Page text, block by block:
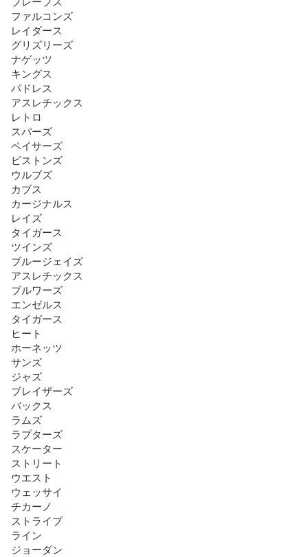
ファルコンズ
レイダース
グリズリーズ
ナゲッツ
キングス
パドレス
アスレチックス
レトロ
スパーズ
ペイサーズ
ピストンズ
ウルブズ
カブス
カージナルス
レイズ
タイガース
ツインズ
ブルージェイズ
アスレチックス
ブルワーズ
エンゼルス
タイガース
ヒート
ホーネッツ
サンズ
ジャズ
ブレイザーズ
バックス
ラムズ
ラプターズ
スケーター
ストリート
ウエスト
ウェッサイ
チカーノ
ストライプ
ライン
ジョーダン